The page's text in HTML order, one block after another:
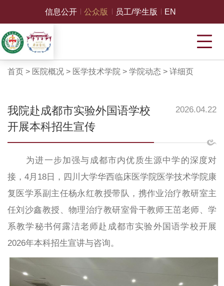
信息公开 公众版 员工/学生版 EN
首页 > 医院概况> 医学技术学院> 学院动态 > 详细页
我院赴成都市实验外国语学校
开展本科招生宣传
2026.04.22
为进一步加强与成都市内优质生源中学的深度对
接， 4月18日，四川大学华西临床医学院医学技术学院康
复医学系副主任杨永红教授带队，携作业治疗教研室主
任刘沙鑫教授、物理治疗教研室骨干教师王茁老师、学
系教学秘书何露洁老师赴成都市实验外国语学校开展
2026年本科招生宣讲与咨询。